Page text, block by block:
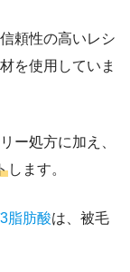
頼性の高いレシ
を使用していま
ー処方に加え、
します。
脂肪酸は、被毛